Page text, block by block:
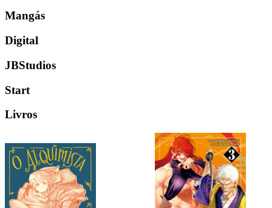
Mangás
Digital
JBStudios
Start
Livros